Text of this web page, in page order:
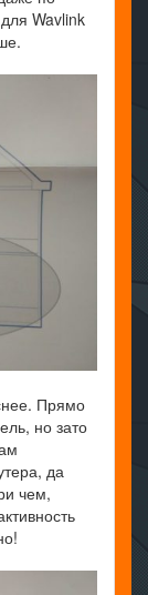
Wavlink
Прямо
но зато
да
чем,